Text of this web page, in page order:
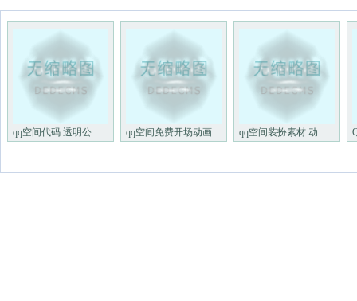
qq空间代码:透明公告栏LOVELET qq空间免费开场动画:欢迎来我 qq空间装扮素材:动态可爱的闪